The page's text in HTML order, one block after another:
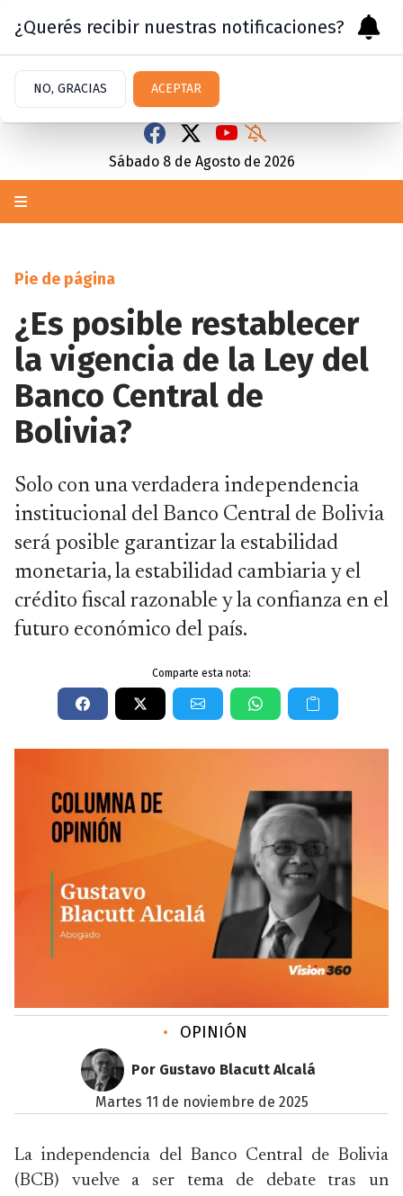
Sábado 8 de Agosto de 2026
Pie de página
¿Es posible restablecer
la vigencia de la Ley del
Banco Central de
Bolivia?
Solo con una verdadera independencia
institucional del Banco Central de Bolivia
será posible garantizar la estabilidad
monetaria, la estabilidad cambiaria y el
crédito fiscal razonable y la confianza en el
futuro económico del país.
Comparte esta nota:
• OPINIÓN
Por Gustavo Blacutt Alcalá
martes 11 de noviembre de 2025
La independencia del Banco Central de Bolivia
(BCB) vuelve a ser tema de debate tras un
¿Querés recibir nuestras notificaciones?
NO, GRACIAS ACEPTAR